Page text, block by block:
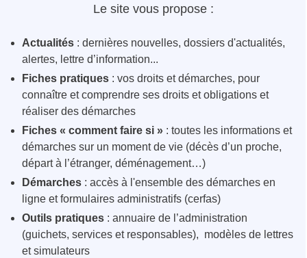
Le site vous propose :
Actualités : dernières nouvelles, dossiers d'actualités,
alertes, lettre d’information...
Fiches pratiques : vos droits et démarches, pour
connaître et comprendre ses droits et obligations et
réaliser des démarches
Fiches « comment faire si » : toutes les informations et
démarches sur un moment de vie (décès d’un proche,
départ à l’étranger, déménagement…)
Démarches : accès à l'ensemble des démarches en
ligne et formulaires administratifs (cerfas)
Outils pratiques : annuaire de l’administration
(guichets, services et responsables), modèles de lettres
et simulateurs